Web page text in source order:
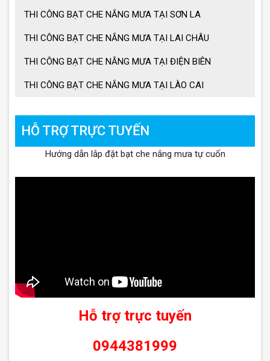
THI CÔNG BẠT CHE NẮNG MƯA TẠI SƠN LA
THI CÔNG BẠT CHE NẮNG MƯA TẠI LAI CHÂU
THI CÔNG BẠT CHE NẮNG MƯA TẠI ĐIỆN BIÊN
THI CÔNG BẠT CHE NẮNG MƯA TẠI LÀO CAI
HỖ TRỢ TRỰC TUYẾN
Hướng dẫn lắp đặt bạt che nắng mưa tự cuốn
Hỗ trợ trực tuyến
0944381999